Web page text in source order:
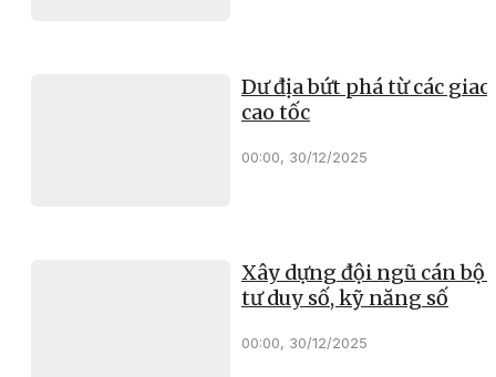
Dư địa bứt phá từ các
cao tốc
00:00, 30/12/2025
Xây dựng đội ngũ cán bộ
tư duy số, kỹ năng số
00:00, 30/12/2025